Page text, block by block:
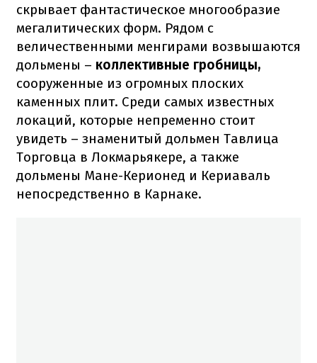
скрывает фантастическое многообразие
мегалитических форм. Рядом с
величественными менгирами возвышаются
дольмены – коллективные гробницы,
сооруженные из огромных плоских
каменных плит. Среди самых известных
локаций, которые непременно стоит
увидеть – знаменитый дольмен Тавлица
Торговца в Локмарьякере, а также
дольмены Мане-Керионед и Кериаваль
непосредственно в Карнаке.